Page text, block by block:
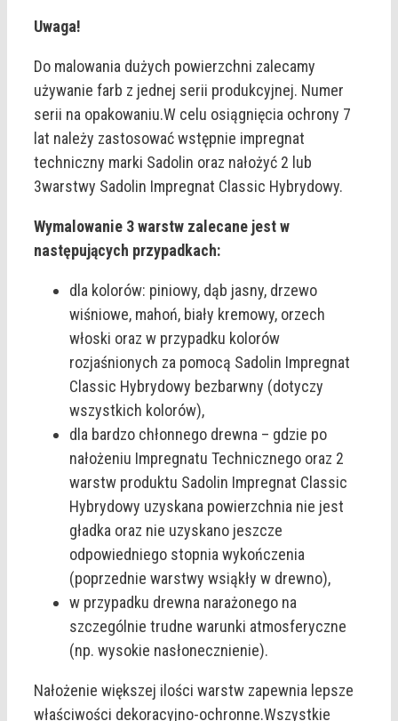
Uwaga!
Do malowania dużych powierzchni zalecamy
używanie farb z jednej serii produkcyjnej. Numer
serii na opakowaniu.W celu osiągnięcia ochrony 7
lat należy zastosować wstępnie impregnat
techniczny marki Sadolin oraz nałożyć 2 lub
3warstwy Sadolin Impregnat Classic Hybrydowy.
Wymalowanie 3 warstw zalecane jest w
następujących przypadkach:
dla kolorów: piniowy, dąb jasny, drzewo
wiśniowe, mahoń, biały kremowy, orzech
włoski oraz w przypadku kolorów
rozjaśnionych za pomocą Sadolin Impregnat
Classic Hybrydowy bezbarwny (dotyczy
wszystkich kolorów),
dla bardzo chłonnego drewna – gdzie po
nałożeniu Impregnatu Technicznego oraz 2
warstw produktu Sadolin Impregnat Classic
Hybrydowy uzyskana powierzchnia nie jest
gładka oraz nie uzyskano jeszcze
odpowiedniego stopnia wykończenia
(poprzednie warstwy wsiąkły w drewno),
w przypadku drewna narażonego na
szczególnie trudne warunki atmosferyczne
(np. wysokie nasłonecznienie).
Nałożenie większej ilości warstw zapewnia lepsze
właściwości dekoracyjno-ochronne.Wszystkie